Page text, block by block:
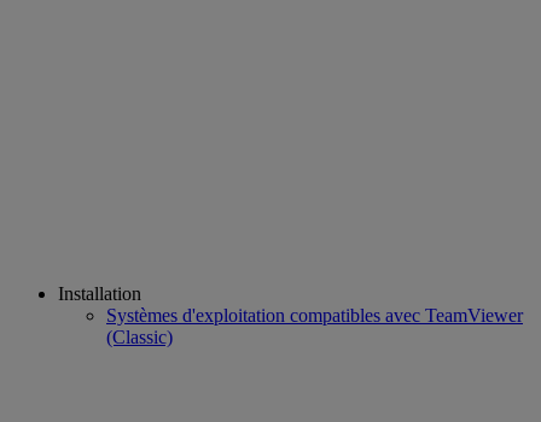
Installation
Systèmes d'exploitation compatibles avec TeamViewer
(Classic)